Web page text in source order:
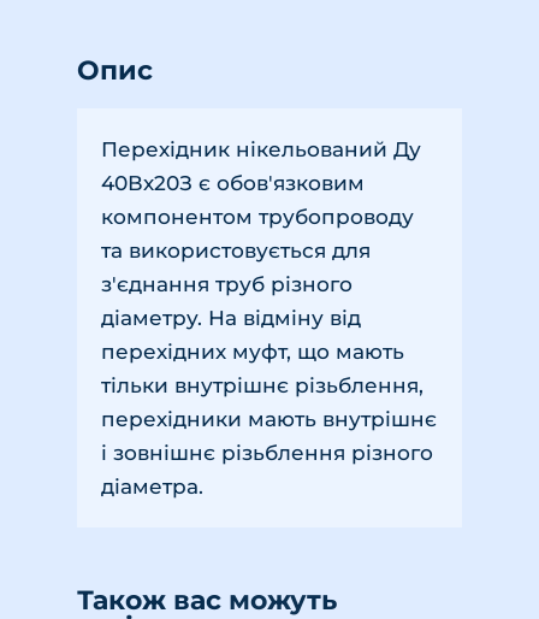
Опис
Перехідник нікельований Ду
40Вх20З є обов'язковим
компонентом трубопроводу
та використовується для
з'єднання труб різного
діаметру. На відміну від
перехідних муфт, що мають
тільки внутрішнє різьблення,
перехідники мають внутрішнє
і зовнішнє різьблення різного
діаметра.
Також вас можуть